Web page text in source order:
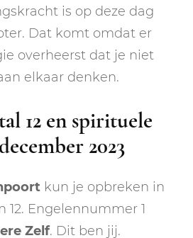
is op deze dag
Dat komt omdat er
overheerst dat je niet
elkaar denken.
12 en spirituele
2023
kun je opbreken in
12. Engelennummer 1
Zelf. Dit ben jij.